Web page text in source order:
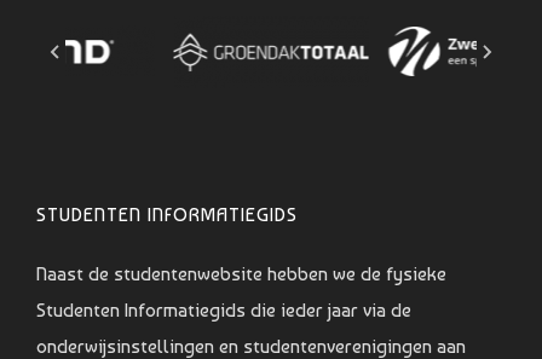
STUDENTEN INFORMATIEGIDS
Naast de studentenwebsite hebben we de fysieke
Studenten Informatiegids die ieder jaar via de
onderwijsinstellingen en studentenverenigingen aan